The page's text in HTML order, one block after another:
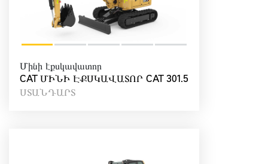
Մինի էքսկավատոր
CAT ՄԻՆԻ ԷՔՍԿԱՎԱՏՈՐ CAT 301.5
ՍՏԱՆԴԱՐՏ